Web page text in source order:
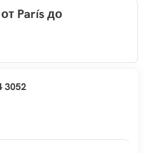
París до
3052